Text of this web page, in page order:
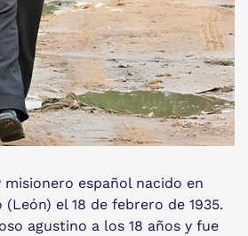
misionero español nacido en
el 18 de febrero de 1935.
agustino a los 18 años y fue